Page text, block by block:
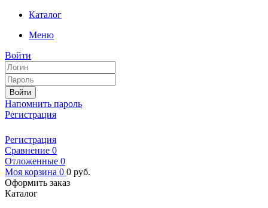
Каталог
Меню
Войти
Войти
Напомнить пароль
Регистрация
Регистрация
Сравнение 0
Отложенные 0
Моя корзина 0 0 руб.
Оформить заказ
Каталог